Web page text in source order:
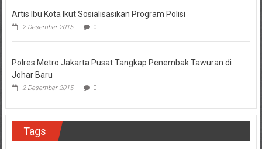
Artis Ibu Kota Ikut Sosialisasikan Program Polisi
2 Desember 2015 0
Polres Metro Jakarta Pusat Tangkap Penembak Tawuran di
Johar Baru
2 Desember 2015 0
Tags